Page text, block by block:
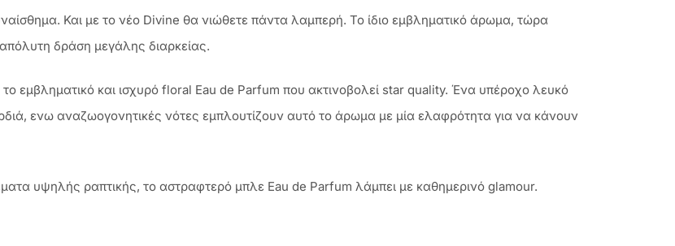
Και με το νέο Divine θα νιώθετε πάντα λαμπερή. Το ίδιο εμβληματικό άρωμα, τώρα
δράση μεγάλης διαρκείας.
εμβληματικό και ισχυρό floral Eau de Parfum που ακτινοβολεί star quality. Ένα υπέροχο λευκό
ενω αναζωογονητικές νότες εμπλουτίζουν αυτό το άρωμα με μία ελαφρότητα για να κάνουν
υψηλής ραπτικής, το αστραφτερό μπλε Eau de Parfum λάμπει με καθημερινό glamour.